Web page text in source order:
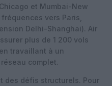
et Mumbai-New
vers Paris,
Delhi-Shanghai). Air
plus de 1 200 vols
travaillant à un
complet.
des défis structurels. Pour